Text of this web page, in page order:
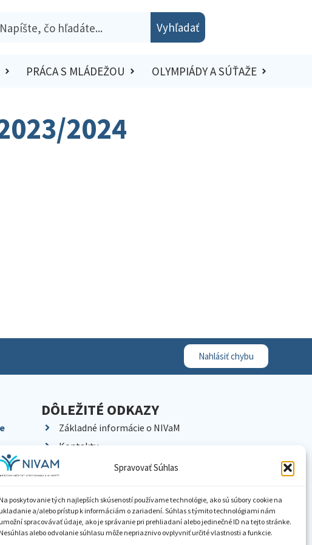
Spravovať Súhlas
Na poskytovanie tých najlepších skúseností používame technológie, ako sú súbory cookie na
ukladanie a/alebo prístup k informáciám o zariadení. Súhlas s týmito technológiami nám
umožní spracovávať údaje, ako je správanie pri prehliadaní alebo jedinečné ID na tejto stránke.
Nesúhlas alebo odvolanie súhlasu môže nepriaznivo ovplyvniť určité vlastnosti a funkcie.
Vyhľadať
PRÁCA S MLÁDEŽOU OLYMPIÁDY A SÚŤAŽE
2024
Nahlásiť chybu
DÔLEŽITÉ ODKAZY
Základné informácie o NIVaM
Kontakty
Kariéra
Pracoviská NIVaM
Dokumenty inštitúcie
Knižnica